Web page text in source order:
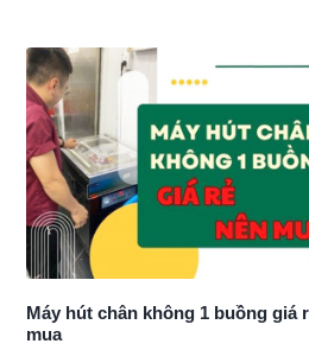
trong xây dựng.
Máy hút chân không 1 buồng giá
mua